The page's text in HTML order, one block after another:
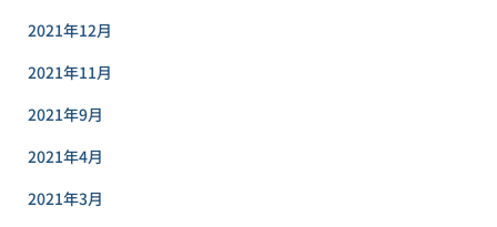
2021年12月
2021年11月
2021年9月
2021年4月
2021年3月